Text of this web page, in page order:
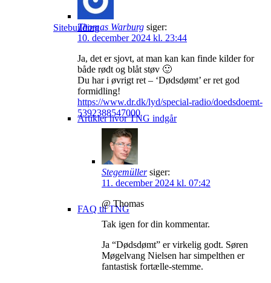
Sitebuilding
Artikler hvor TNG indgår
FAQ til TNG
Thomas Warburg siger:
10. december 2024 kl. 23:44
Ja, det er sjovt, at man kan kan finde kilder for
både rødt og blåt støv 🙂
Du har i øvrigt ret – ‘Dødsdømt’ er ret god
formidling!
https://www.dr.dk/lyd/special-radio/doedsdoemt-
5392388547000
Stegemüller siger:
11. december 2024 kl. 07:42
@ Thomas
Tak igen for din kommentar.
Ja “Dødsdømt” er virkelig godt. Søren
Møgelvang Nielsen har simpelthen er
fantastisk fortælle-stemme.